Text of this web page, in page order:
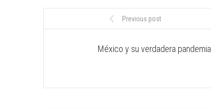
Previous post
México y su verdadera pandemia